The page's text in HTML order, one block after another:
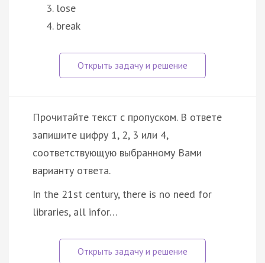
lose
break
Прочитайте текст с пропуском. В ответе
запишите цифру 1, 2, 3 или 4,
соответствующую выбранному Вами
варианту ответа.
In the 21st century, there is no need for
libraries, all infor…